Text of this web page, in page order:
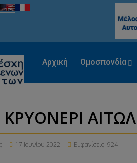
Αρχική Ομοσπονδία
17 Ιουνίου 2022 Εμφανίσεις: 924